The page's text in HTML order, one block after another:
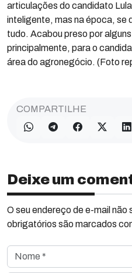
articulações do candidato
inteligente, mas na época, se
tudo. Acabou preso por
principalmente, para o
área do agronegócio. (Foto
COMPARTILHE
Deixe um
O seu endereço de e-mail
obrigatórios são marcados
Nome *